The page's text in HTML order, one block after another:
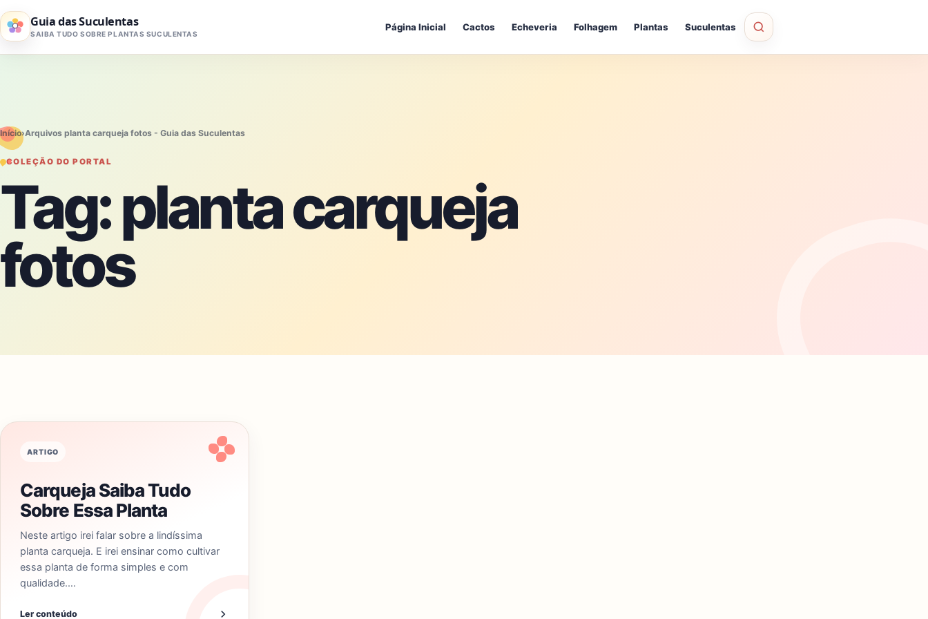
Pular para o conteúdo
Guia das Suculentas
SAIBA TUDO SOBRE PLANTAS SUCULENTAS
Página Inicial Cactos Echeveria Folhagem Plantas Suculentas
Início›Arquivos planta carqueja fotos - Guia das Suculentas
COLEÇÃO DO PORTAL
Tag:planta carqueja
fotos
ARTIGO
Carqueja Saiba Tudo
Sobre Essa Planta
Neste artigo irei falar sobre a lindíssima
planta carqueja. E irei ensinar como cultivar
essa planta de forma simples e com
qualidade.…
Ler conteúdo